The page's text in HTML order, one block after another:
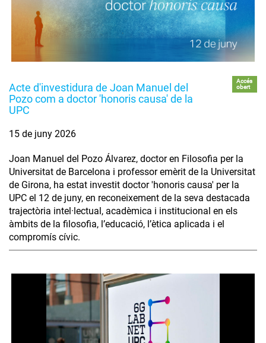
Acte d'investidura de Joan Manuel del
Pozo com a doctor 'honoris causa' de la
UPC
Accés
obert
15 de juny 2026
Joan Manuel del Pozo Álvarez, doctor en Filosofia per la
Universitat de Barcelona i professor emèrit de la Universitat
de Girona, ha estat investit doctor 'honoris causa' per la
UPC el 12 de juny, en reconeixement de la seva destacada
trajectòria intel·lectual, acadèmica i institucional en els
àmbits de la filosofia, l’educació, l’ètica aplicada i el
compromís cívic.